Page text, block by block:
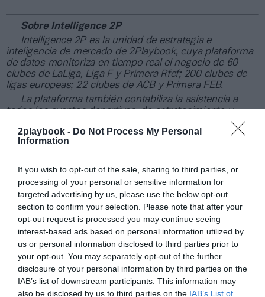
2playbook - Do Not Process My Personal
Information
If you wish to opt-out of the sale, sharing to third parties, or
processing of your personal or sensitive information for
targeted advertising by us, please use the below opt-out
section to confirm your selection. Please note that after your
opt-out request is processed you may continue seeing
interest-based ads based on personal information utilized by
us or personal information disclosed to third parties prior to
your opt-out. You may separately opt-out of the further
disclosure of your personal information by third parties on the
IAB’s list of downstream participants. This information may
also be disclosed by us to third parties on the IAB’s List of
Sobre Intelligence 2P
Intelligence 2Pes la unidad de estrategia e
inteligencia de mercado de 2Playbook, cuya plataforma
de datos monitoriza en tiempo real el negocio de 60
clubes de LaLiga, Liga F y Primera Rfef; 200 clubes de
ligas europeas; 22 clubes de ACB y Primera FEB.
La plataforma también contabiliza la asistencia a
todos los eventos deportivos, de entretenimiento y
música en España, así como más de 25.000 contratos
de patrocinio en el mercado español y otros 7.000
contratos de las ligas europeas y norteamericanas de
tipología de activos, marcas, categorías de producto y
valor económico aproximado de cada acuerdo. Si
quieres más información, contacta con nosotros a
través de
intelligence@2playbook.com
Añadir2Playbookcomo fuente preferida de Google
de forma gratuita
Mantente informado con las últimas noticias de actualidad.
ACTIVAR AHORA